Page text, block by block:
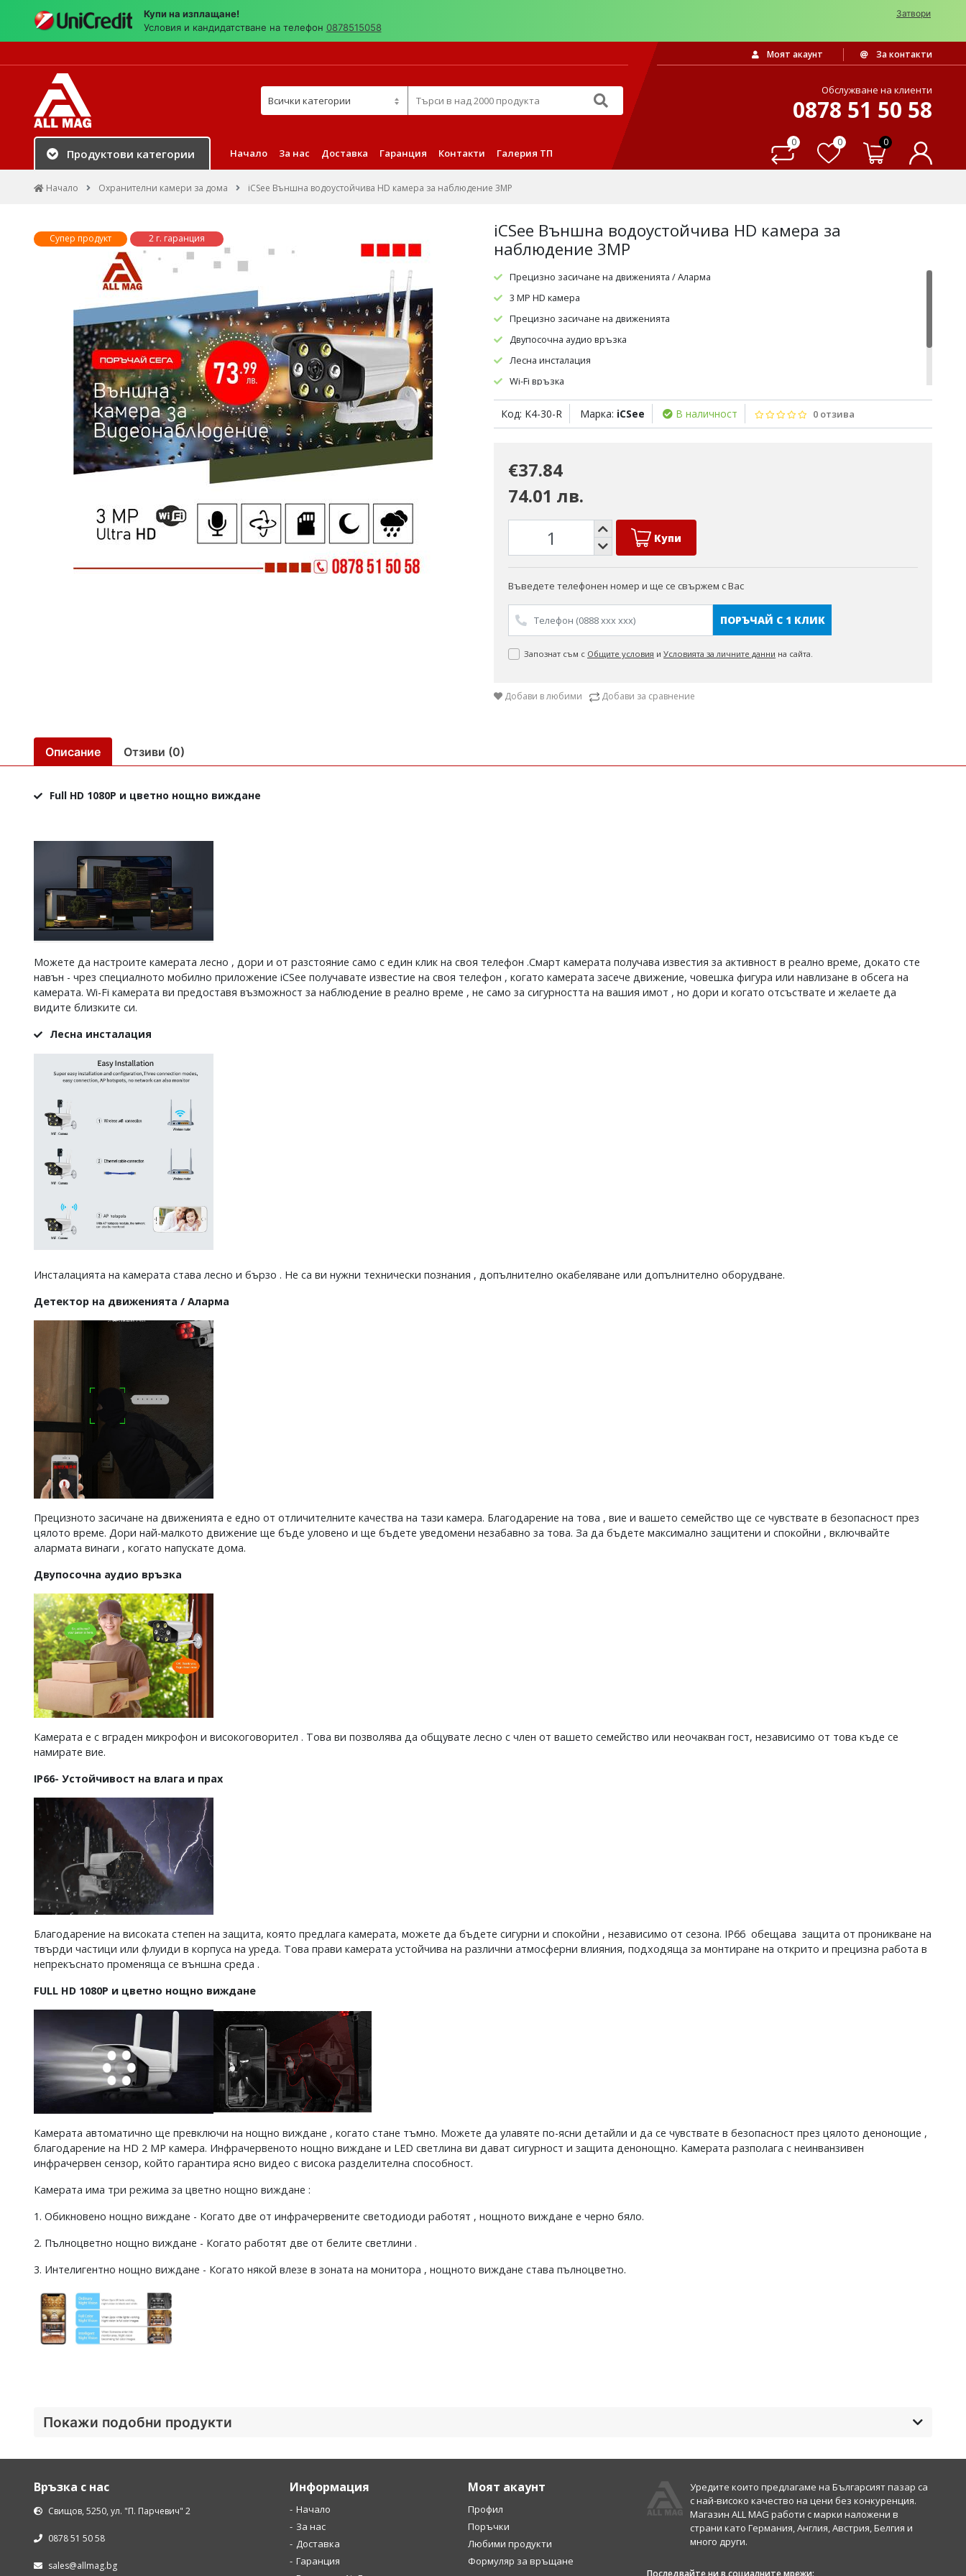
Купи на изплащане!
Условия и кандидатстване на телефон 0878515058
Затвори
Моят акаунт За контакти
Търси в над 2000 продукта Обслужване на клиенти
0878 51 50 58
Продуктови категории Начало За нас Доставка Гаранция Контакти Галерия ТП
0 0 0
Начало Охранителни камери за дома iCSee Външна водоустойчива HD камера за наблюдение 3MP
Супер продукт 2 г. гаранция
iCSee Външна водоустойчива HD камера за
наблюдение 3MP
Прецизно засичане на движенията / Аларма
3 MP HD камера
Прецизно засичане на движенията
Двупосочна аудио връзка
Лесна инсталация
Wi-Fi връзка
Водоустойчива
Режим нощно виждане
Код: K4-30-R Марка: iCSee В наличност 0 отзива
€37.84
74.01 лв.
Купи
Въведете телефонен номер и ще се свържем с Вас
ПОРЪЧАЙ С 1 КЛИК
Запознат съм с Общите условия и Условията за личните данни на сайта.
Добави в любими Добави за сравнение
Описание Отзиви (0)
Full HD 1080P и цветно нощно виждане
Можете да настроите камерата лесно , дори и от разстояние само с един клик на своя телефон .Смарт камерата получава известия за активност в реално време, докато сте
навън - чрез специалното мобилно приложение iCSee получавате известие на своя телефон , когато камерата засече движение, човешка фигура или навлизане в обсега на
камерата. Wi-Fi камерата ви предоставя възможност за наблюдение в реално време , не само за сигурността на вашия имот , но дори и когато отсъствате и желаете да
видите близките си.
Лесна инсталация
Инсталацията на камерата става лесно и бързо . Не са ви нужни технически познания , допълнително окабеляване или допълнително оборудване.
Детектор на движенията / Аларма
Прецизното засичане на движенията е едно от отличителните качества на тази камера. Благодарение на това , вие и вашето семейство ще се чувствате в безопасност през
цялото време. Дори най-малкото движение ще бъде уловено и ще бъдете уведомени незабавно за това. За да бъдете максимално защитени и спокойни , включвайте
алармата винаги , когато напускате дома.
Двупосочна аудио връзка
Камерата е с вграден микрофон и високоговорител . Това ви позволява да общувате лесно с член от вашето семейство или неочакван гост, независимо от това къде се
намирате вие.
IP66- Устойчивост на влага и прах
Благодарение на високата степен на защита, която предлага камерата, можете да бъдете сигурни и спокойни , независимо от сезона. IP66 обещава защита от проникване на
твърди частици или флуиди в корпуса на уреда. Това прави камерата устойчива на различни атмосферни влияния, подходяща за монтиране на открито и прецизна работа в
непрекъснато променяща се външна среда .
FULL HD 1080P и цветно нощно виждане
Камерата автоматично ще превключи на нощно виждане , когато стане тъмно. Можете да улавяте по-ясни детайли и да се чувствате в безопасност през цялото денонощие ,
благодарение на HD 2 MP камера. Инфрачервеното нощно виждане и LED светлина ви дават сигурност и защита денонощно. Камерата разполага с неинванзивен
инфрачервен сензор, който гарантира ясно видео с висока разделителна способност.
Камерата има три режима за цветно нощно виждане :
1. Обикновено нощно виждане - Когато две от инфрачервените светодиоди работят , нощното виждане е черно бяло.
2. Пълноцветно нощно виждане - Когато работят две от белите светлини .
3. Интелигентно нощно виждане - Когато някой влезе в зоната на монитора , нощното виждане става пълноцветно.
Покажи подобни продукти
Връзка с нас
Свищов, 5250, ул. "П. Парчевич" 2
0878 51 50 58
sales@allmag.bg
Информация
Начало
За нас
Доставка
Гаранция
Моят акаунт
Профил
Поръчки
Любими продукти
Формуляр за връщане
Уредите които предлагаме на Българсият пазар са
с най-високо качество на цени без конкуренция.
Магазин ALL MAG работи с марки наложени в
страни като Германия, Англия, Австрия, Белгия и
много други.